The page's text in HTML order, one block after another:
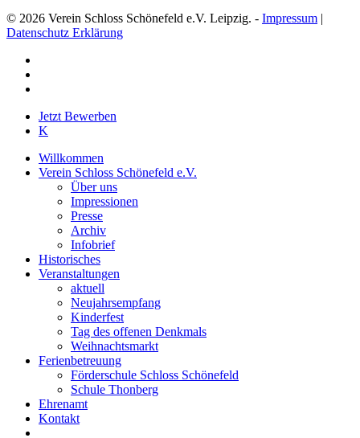
© 2026 Verein Schloss Schönefeld e.V. Leipzig. - Impressum |
Datenschutz Erklärung
Close
Menu
Jetzt Bewerben
K
Willkommen
Verein Schloss Schönefeld e.V.
Über uns
Impressionen
Presse
Archiv
Infobrief
Historisches
Veranstaltungen
aktuell
Neujahrsempfang
Kinderfest
Tag des offenen Denkmals
Weihnachtsmarkt
Ferienbetreuung
Förderschule Schloss Schönefeld
Schule Thonberg
Ehrenamt
Kontakt